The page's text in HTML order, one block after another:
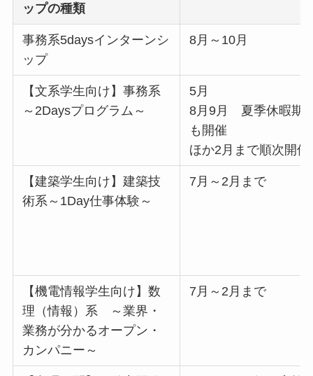
ップの種類
事務系5daysインターンシ
ップ
8月～10月
【文系学生向け】事務系
～2Daysプログラム～
5月
8月9月 夏季休暇期
も開催
ほか2月まで順次開催
【建築学生向け】建築技
術系～1Day仕事体験～
7月～2月まで
【機電情報学生向け】数
理（情報）系 ～業界・
業務が分かるオープン・
カンパニー～
7月～2月まで